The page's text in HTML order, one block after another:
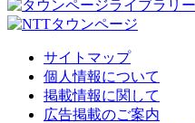
サイトマップ
個人情報について
掲載情報に関して
広告掲載のご案内